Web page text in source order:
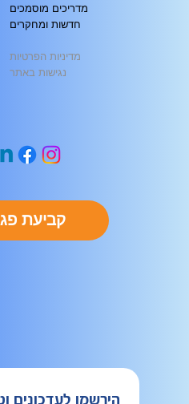
מדריכים מוסמכים
חדשות ומחקרים
מדיניות הפרטיות
נגישות באתר
קביעת
הירשמו לעדכונים